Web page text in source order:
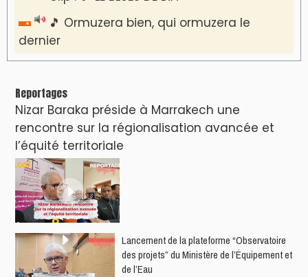
🎵 Ormuzera bien, qui ormuzera le
dernier
Reportages
Nizar Baraka préside à Marrakech une
rencontre sur la régionalisation avancée et
l’équité territoriale
​Lancement de la plateforme “Observatoire
des projets” du Ministère de l’Équipement et
de l’Eau